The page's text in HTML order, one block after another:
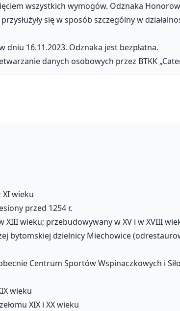
wszystkich wymogów. Odznaka
się w sposób szczególny w
dniu 16.11.2023. Odznaka jest bezpłatna.
danych osobowych przez BTKK
XI wieku
przed 1254 r.
XIII wieku; przebudowywany w XV i w XVIII
bytomskiej dzielnicy Miechowice
Centrum Sportów Wspinaczkowych i
wieku
XIX i XX wieku